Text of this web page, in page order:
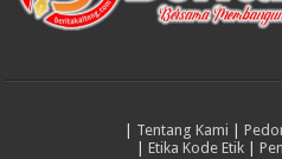
| Tentang Kami |
| Etika Kode Etik|